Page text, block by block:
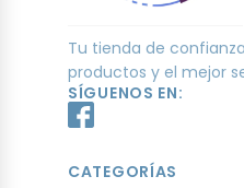
Tu tienda de
productos y el mejor
SÍGUENOS EN:
CATEGORÍAS